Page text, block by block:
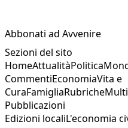
Abbonati ad Avvenire
Sezioni del sito
HomeAttualitàPolitica
CommentiEconomiaVita e
CuraFamigliaRubriche
Pubblicazioni
Edizioni localiL'economia